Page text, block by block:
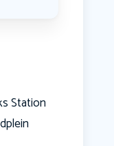
Station